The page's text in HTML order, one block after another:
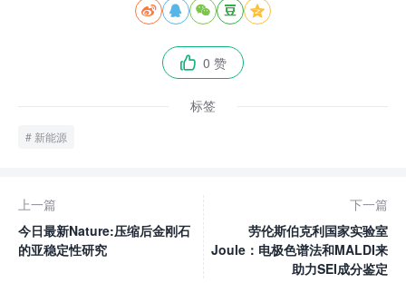
    
 0 赞
标签
新能源
上一篇
今日最新Nature:压缩后金刚石
的亚稳定性研究
下一篇
劳伦斯伯克利国家实验室
Joule：电极色谱法和MALDI来
助力SEI成分鉴定